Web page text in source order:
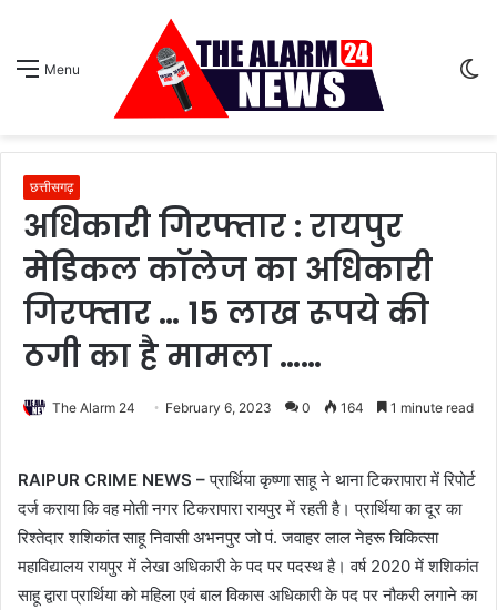
Menu
छत्तीसगढ़
अधिकारी गिरफ्तार : रायपुर
मेडिकल काॅलेज का अधिकारी
गिरफ्तार … 15 लाख रूपये की
ठगी का है मामला ……
The Alarm 24 February 6, 2023 0 164 1 minute read
RAIPUR CRIME NEWS –प्रार्थिया कृष्णा साहू ने थाना टिकरापारा में रिपोर्ट
दर्ज कराया कि वह मोती नगर टिकरापारा रायपुर में रहती है। प्रार्थिया का दूर का
रिश्तेदार शशिकांत साहू निवासी अभनपुर जो पं. जवाहर लाल नेहरू चिकित्सा
महाविद्यालय रायपुर में लेखा अधिकारी के पद पर पदस्थ है। वर्ष 2020 में शशिकांत
साहू द्वारा प्रार्थिया को महिला एवं बाल विकास अधिकारी के पद पर नौकरी लगाने का